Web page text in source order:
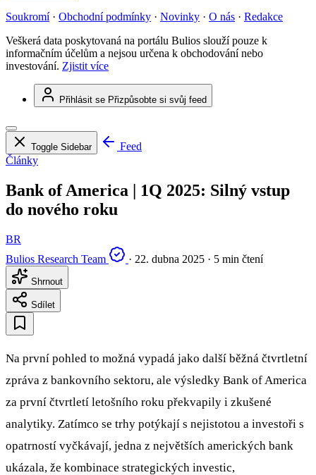
Soukromí · Obchodní podmínky · Novinky · O nás · Redakce
Veškerá data poskytovaná na portálu Bulios slouží pouze k
informačním účelům a nejsou určena k obchodování nebo
investování. Zjistit více
Přihlásit se Přizpůsobte si svůj feed
Toggle Sidebar
Feed
Články
Bank of America | 1Q 2025: Silný vstup
do nového roku
BR
Bulios Research Team
· 22. dubna 2025 · 5 min čtení
Shrnout
Sdílet
Na první pohled to možná vypadá jako další běžná čtvrtletní
zpráva z bankovního sektoru, ale výsledky Bank of America
za první čtvrtletí letošního roku překvapily i zkušené
analytiky. Zatímco se trhy potýkají s nejistotou a investoři s
opatrností vyčkávají, jedna z největších amerických bank
ukázala, že kombinace strategických investic,